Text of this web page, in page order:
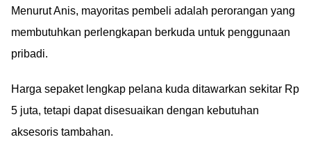
Menurut Anis, mayoritas pembeli adalah perorangan yang
membutuhkan perlengkapan berkuda untuk penggunaan
pribadi.
Harga sepaket lengkap pelana kuda ditawarkan sekitar Rp
5 juta, tetapi dapat disesuaikan dengan kebutuhan
aksesoris tambahan.